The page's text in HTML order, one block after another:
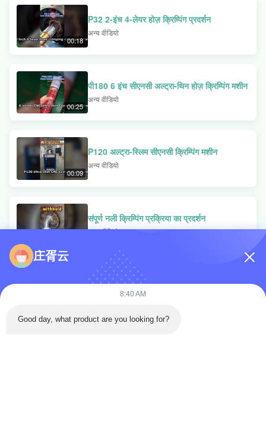
00:18
P32 2-इंच 4-लेयर होज़ क्रिम्पिंग प्रदर्शन
अन्य वीडियो
00:25
पी180 6 इंच सीएनसी अल्ट्रा-थिन होज़ क्रिम्पिंग मशीन
अन्य वीडियो
00:09
P120 अल्ट्रा-स्लिम सीएनसी क्रिम्पिंग मशीन
अन्य वीडियो
संपूर्ण नली क्रिम्पिंग प्रक्रिया का प्रदर्शन
अन्य वीडियो
वीडियो क्षेत्र
庄胥云
8:40 AM
Good day, what product are you looking for?